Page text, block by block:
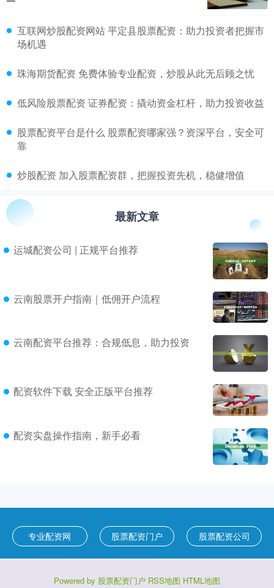
​互联网炒股配资网站 平定县股票配资：助力投资者把握市
场机遇
​珠海期货配资 免费体验专业配资，炒股从此无后顾之忧
​低风险股票配资 证券配资：撬动资金杠杆，助力投资收益
​股票配资平台是什么 股票配资哪家强？资深平台，安全可
靠
​炒股配资 加入股票配资群，把握投资先机，稳健增值
最新文章
运城配资公司 | 正规平台推荐
云南股票开户指南｜低佣开户流程
云南配资平台推荐：合规低息，助力投资
配资软件下载 安全正版平台推荐
配资实盘操作指南，新手必看
专业配资网 股票配资门户 股票配资公司
Powered by 股票配资门户 RSS地图 HTML地图